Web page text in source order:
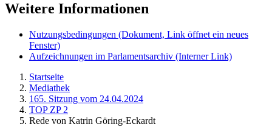
Weitere Informationen
Nutzungsbedingungen (Dokument, Link öffnet ein neues
Fenster)
Aufzeichnungen im Parlamentsarchiv (Interner Link)
Startseite
Mediathek
165. Sitzung vom 24.04.2024
TOP ZP 2
Rede von Katrin Göring-Eckardt